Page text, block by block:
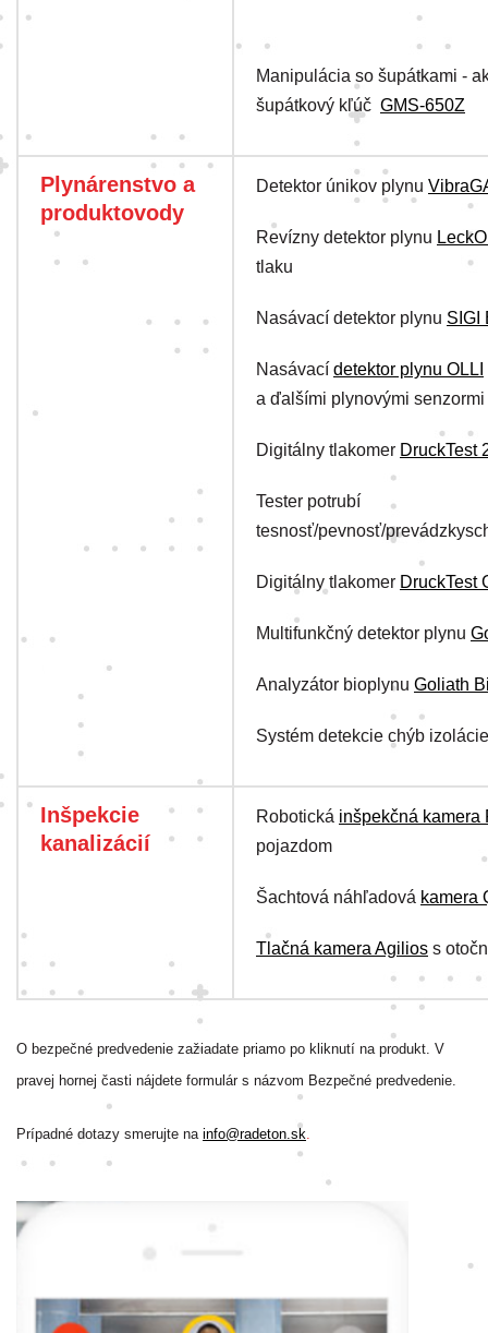
Manipulácia so šupátkami -
šupátkový kľúč GMS-650Z
Plynárenstvo a
produktovody
Detektor únikov plynu
Revízny detektor plynu
tlaku
Nasávací detektor plynu SIGI
Nasávací detektor plynu OLLI
a ďalšími plynovými senzormi
Digitálny tlakomer DruckTest
Tester potrubí
tesnosť/pevnosť/
Digitálny tlakomer DruckTest
Multifunkčný detektor plynu
Analyzátor bioplynu Goliath
Systém detekcie chýb
Inšpekcie
kanalizácií
Robotická inšpekčná kamera
pojazdom
Šachtová náhľadová kamera
Tlačná kamera Agilios s
O bezpečné predvedenie zažiadate priamo po kliknutí na produkt. V
pravej hornej časti nájdete formulár s názvom Bezpečné predvedenie.
Prípadné dotazy smerujte na info@radeton.sk.